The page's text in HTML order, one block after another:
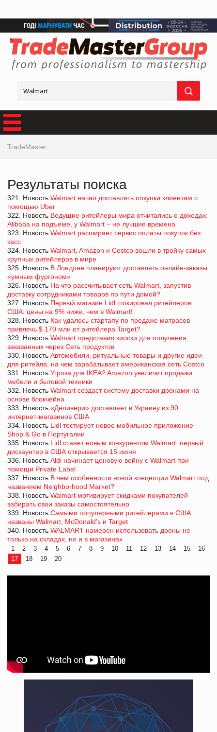
TradeMaster
Результаты поиска
321. Новость Walmart начал доставлять покупки клиентам с
помощью Uber
322. Новость Ведущие ритейлеры мира отчитались о доходах:
Alibaba на подъеме, у Walmart – не лучшие времена
323. Новость Walmart расширяет сервис оплаты покупок без
касс
324. Новость Walmart, Amazon и Costco вошли в тройку самых
крупных ритейлеров в мире
325. Новость В Лондоне планируют доставлять онлайн-заказы
«умным фургоном»
326. Новость На что рассчитывает сеть Walmart, запустив
доставку сотрудниками товаров по пути домой?
327. Новость Первый магазин Lidl шокировал ритейлеров
США: цены на 9% ниже, чем в Walmart!
328. Новость Как удалось стартапу по продаже матрасов
привлечь $ 170 млн от ритейлера Target?
329. Новость Walmart представил киоски для получения
заказанных через Сеть продуктов
330. Новость Автомобили, ритуальные товары и другие идеи
для ритейла: на чем зарабатывает американская сеть Costco
331. Новость Угроза для IKEA? Amazon увеличит продажи
мебели и бытовой техники
332. Новость Walmart создаст систему доставки дронами на
основе блокчейна
333. Новость «Деливери» доставляет в Украину из 90
интернет-магазинов США
334. Новость Lidl тестирует новое мобильное приложение
Shop & Go в Португалии
335. Новость Lidl станет новым конкурентом Walmart: первый
дискаунтер в США открывается 15 июня
336. Новость Aldi начинает ценовую войну с Walmart при
помощи Private Label
337. Новость В чем особенности новой концепции Walmart под
названием Neighborhood Market?
338. Новость Walmart мотивирует скидками покупателей
забирать свои заказы самостоятельно
339. Новость Самыми популярными ритейлерами в США
названы Walmart, McDonald’s и Target
340. Новость WALMART намерен использовать дроны не
только на складах, но и в магазинах
1 2 3 4 5 6 7 8 9 10 11 12 13 14 15
16
17
18 19 20